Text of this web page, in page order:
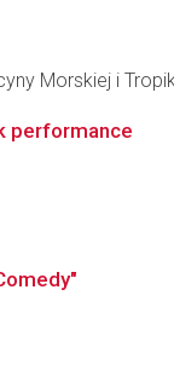
Morskiej i
performance